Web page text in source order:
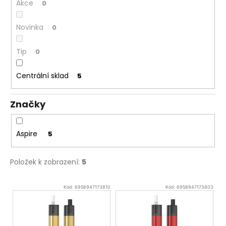
Akce 0
Novinka 0
Tip 0
Centrální sklad 5
Značky
Aspire 5
Položek k zobrazení: 5
V Kód: 6958947173810 Kód: 6958947173803